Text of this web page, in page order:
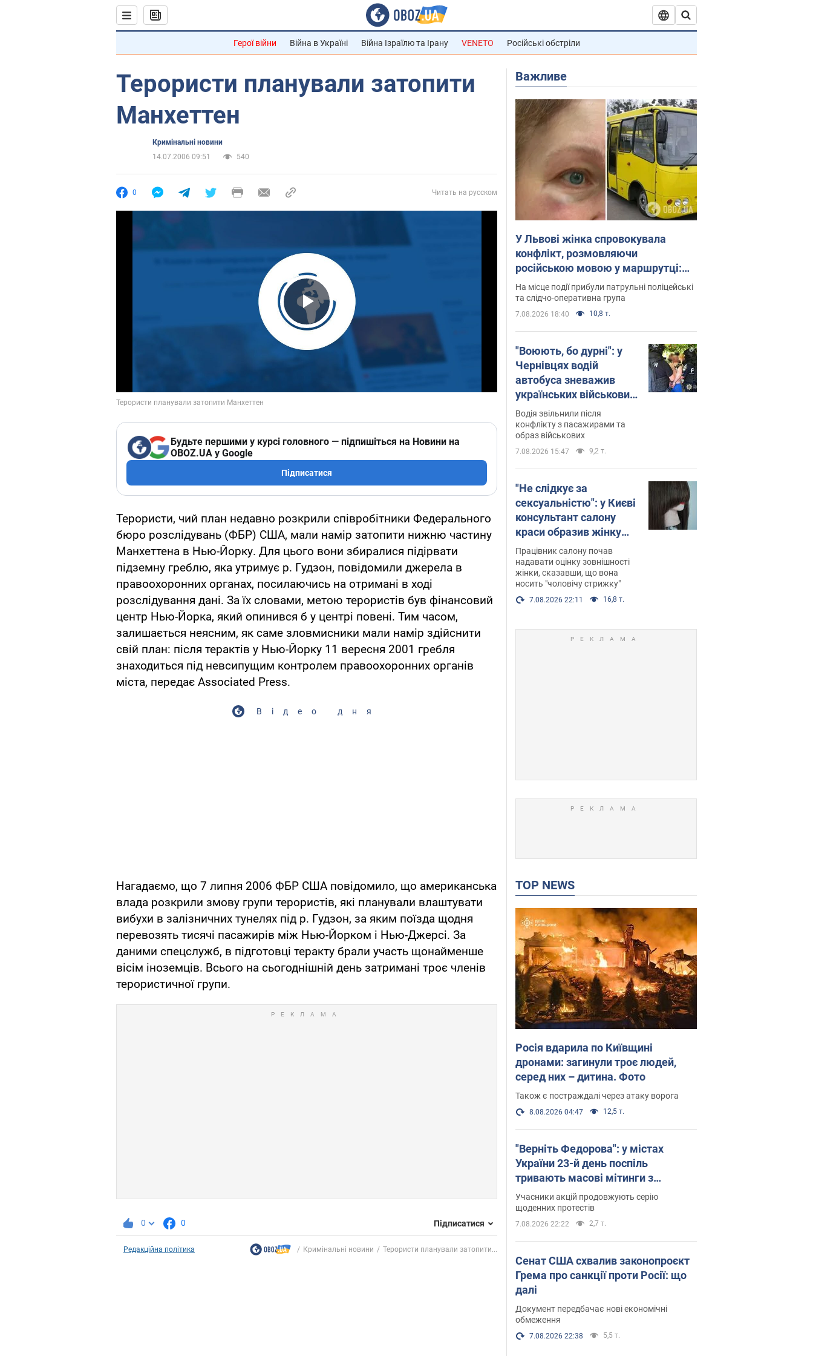
Герої війни Війна в Україні Війна Ізраїлю та Ірану VENETO Російські обстріли
Терористи планували затопити
Манхеттен
Кримінальні новини
14.07.2006 09:51
540
0 Читать на русском
Play Video
Будьте першими у курсі головного — підпишіться на Новини на
OBOZ.UA у Google
Підписатися
Терористи, чий план недавно розкрили співробітники Федерального
бюро розслідувань (ФБР) США, мали намір затопити нижню частину
Манхеттена в Нью-Йорку. Для цього вони збиралися підірвати
підземну греблю, яка утримує р. Гудзон, повідомили джерела в
правоохоронних органах, посилаючись на отримані в ході
розслідування дані. За їх словами, метою терористів був фінансовий
центр Нью-Йорка, який опинився б у центрі повені. Тим часом,
залишається неясним, як саме зловмисники мали намір здійснити
свій план: після терактів у Нью-Йорку 11 вересня 2001 гребля
знаходиться під невсипущим контролем правоохоронних органів
міста, передає Associated Press.
Відео дня
Нагадаємо, що 7 липня 2006 ФБР США повідомило, що американська
влада розкрили змову групи терористів, які планували влаштувати
вибухи в залізничних тунелях під р. Гудзон, за яким поїзда щодня
перевозять тисячі пасажирів між Нью-Йорком і Нью-Джерсі. За
даними спецслужб, в підготовці теракту брали участь щонайменше
вісім іноземців. Всього на сьогоднішній день затримані троє членів
терористичної групи.
0 0 Підписатися
Редакційна політика Кримінальні новини Терористи планували затопити...
Важливе
У Львові жінка спровокувала
конфлікт, розмовляючи
російською мовою у маршрутці:
поліція склала адмінпротокол.
Відео
На місце події прибули патрульні поліцейські
та слідчо-оперативна група
7.08.2026 18:40 10,8 т.
"Воюють, бо дурні": у
Чернівцях водій
автобуса зневажив
українських військових
і поплатився. Відео
Водія звільнили після
конфлікту з пасажирами та
образ військових
7.08.2026 15:47 9,2 т.
"Не слідкує за
сексуальністю": у Києві
консультант салону
краси образив жінку
після хімієтерапії,
розгорівся скандал.
Фото
Працівник салону почав
надавати оцінку зовнішності
жінки, сказавши, що вона
носить "чоловічу стрижку"
7.08.2026 22:11 16,8 т.
TOP NEWS
Росія вдарила по Київщині
дронами: загинули троє людей,
серед них – дитина. Фото
Також є постраждалі через атаку ворога
8.08.2026 04:47 12,5 т.
"Верніть Федорова": у містах
України 23-й день поспіль
тривають масові мітинги з
картонками. Фото і відео
Учасники акцій продовжують серію
щоденних протестів
7.08.2026 22:22 2,7 т.
Сенат США схвалив законопроєкт
Грема про санкції проти Росії: що
далі
Документ передбачає нові економічні
обмеження
7.08.2026 22:38 5,5 т.